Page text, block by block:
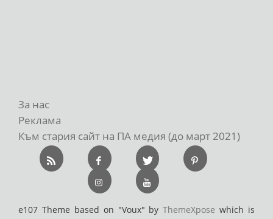
За нас
Реклама
Към стария сайт на ПА медия (до март 2021)
e107 Theme based on "Voux" byThemeXpose which is